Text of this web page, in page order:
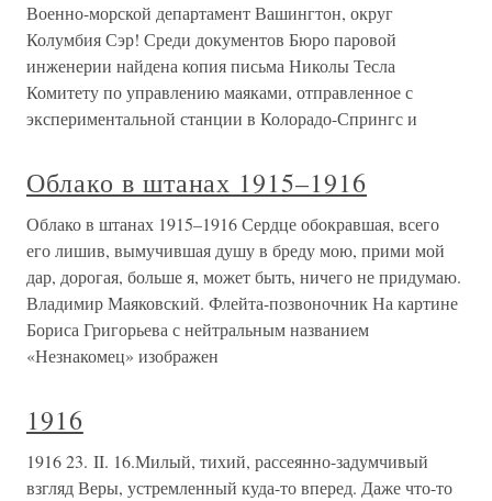
Военно-морской департамент Вашингтон, округ
Колумбия Сэр! Среди документов Бюро паровой
инженерии найдена копия письма Николы Тесла
Комитету по управлению маяками, отправленное с
экспериментальной станции в Колорадо-Спрингс и
Облако в штанах 1915–1916
Облако в штанах 1915–1916 Сердце обокравшая, всего
его лишив, вымучившая душу в бреду мою, прими мой
дар, дорогая, больше я, может быть, ничего не придумаю.
Владимир Маяковский. Флейта-позвоночник На картине
Бориса Григорьева с нейтральным названием
«Незнакомец» изображен
1916
1916 23. II. 16.Милый, тихий, рассеянно-задумчивый
взгляд Веры, устремленный куда-то вперед. Даже что-то